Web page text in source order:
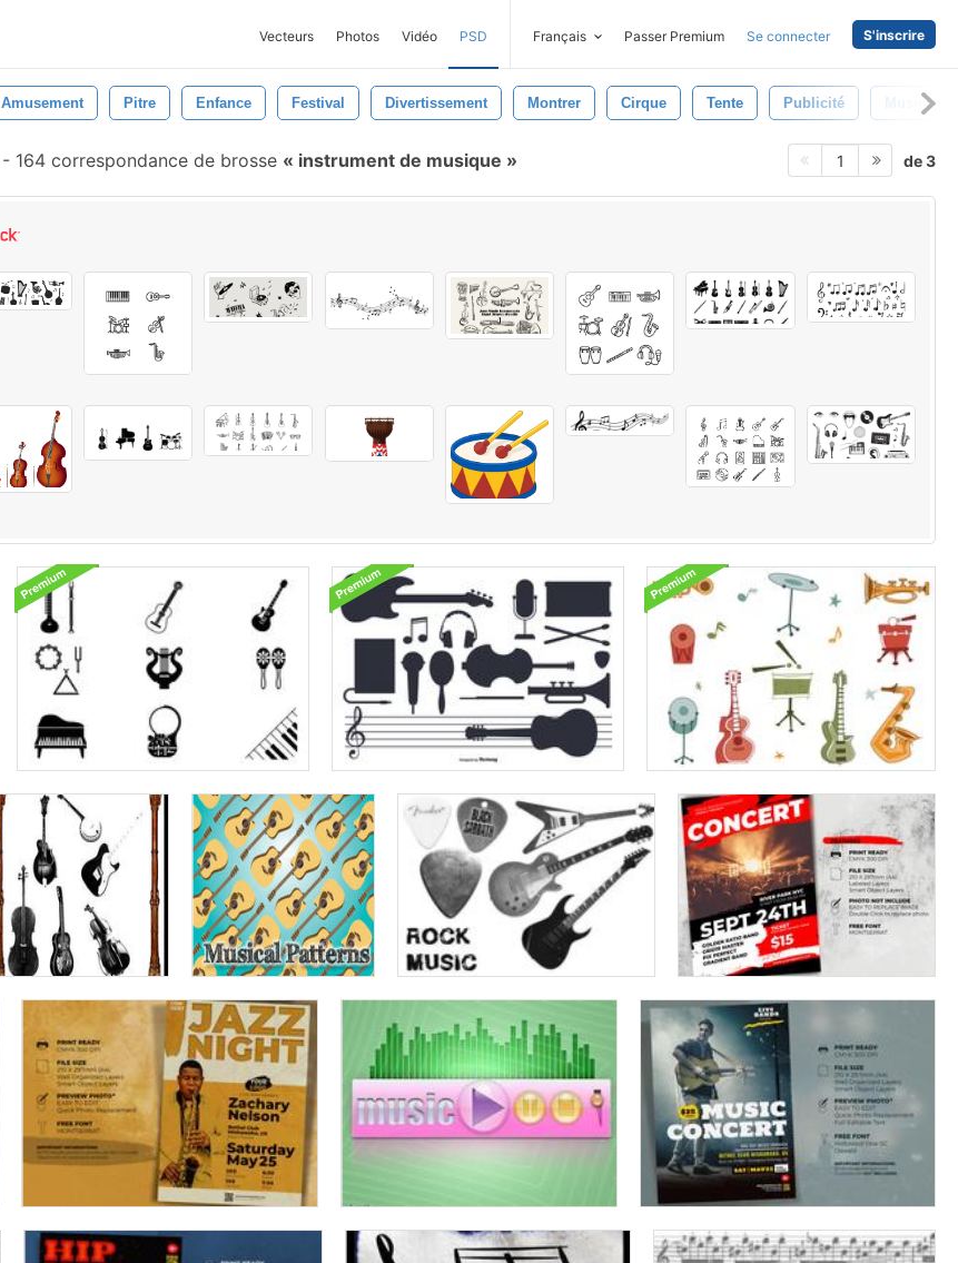
Vecteurs Photos Vidéo PSD Français Passer Premium Se connecter S'inscrire
Amusement Pitre Enfance Festival Divertissement Montrer Cirque Tente Publicité Musical
- 164 correspondance de brosse instrument de musique 1 de 3